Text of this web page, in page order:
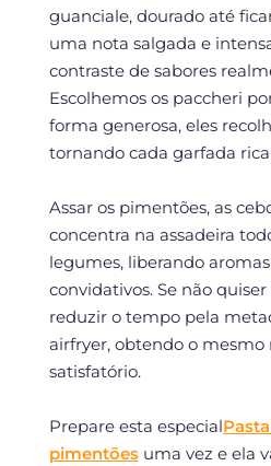
guanciale, dourado até
uma nota salgada e
contraste de sabores
Escolhemos os paccheri
forma generosa, eles
tornando cada garfada
Assar os pimentões, as
concentra na assadeira
legumes, liberando
convidativos. Se não
reduzir o tempo pela
airfryer, obtendo o mesmo
satisfatório.
Prepare esta especial
pimentõesuma vez e ela